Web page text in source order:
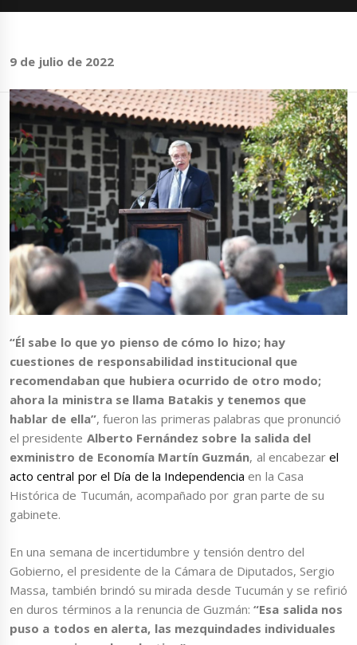
9 de julio de 2022
“Él sabe lo que yo pienso de cómo lo hizo; hay
cuestiones de responsabilidad institucional que
recomendaban que hubiera ocurrido de otro modo;
ahora la ministra se llama Batakis y tenemos que
hablar de ella”, fueron las primeras palabras que pronunció
el presidente Alberto Fernández sobre la salida del
exministro de Economía Martín Guzmán, al encabezarel
acto central por el Día de la Independencia en la Casa
Histórica de Tucumán, acompañado por gran parte de su
gabinete.
En una semana de incertidumbre y tensión dentro del
Gobierno, el presidente de la Cámara de Diputados, Sergio
Massa, también brindó su mirada desde Tucumán y se refirió
en duros términos a la renuncia de Guzmán: “Esa salida nos
puso a todos en alerta, las mezquindades individuales